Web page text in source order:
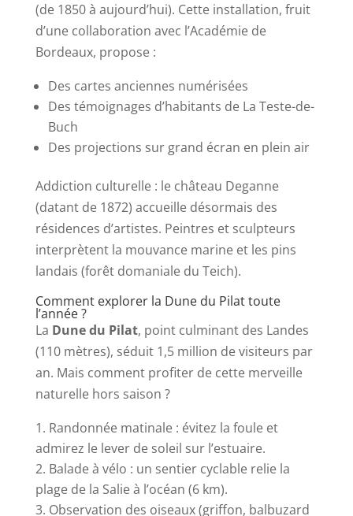
(de 1850 à aujourd’hui). Cette installation, fruit
d’une collaboration avec l’Académie de
Bordeaux, propose :
Des cartes anciennes numérisées
Des témoignages d’habitants de La Teste-de-
Buch
Des projections sur grand écran en plein air
Addiction culturelle : le château Deganne
(datant de 1872) accueille désormais des
résidences d’artistes. Peintres et sculpteurs
interprètent la mouvance marine et les pins
landais (forêt domaniale du Teich).
Comment explorer la Dune du Pilat toute
l’année ?
La Dune du Pilat, point culminant des Landes
(110 mètres), séduit 1,5 million de visiteurs par
an. Mais comment profiter de cette merveille
naturelle hors saison ?
Randonnée matinale : évitez la foule et
admirez le lever de soleil sur l’estuaire.
Balade à vélo : un sentier cyclable relie la
plage de la Salie à l’océan (6 km).
Observation des oiseaux (griffon, balbuzard